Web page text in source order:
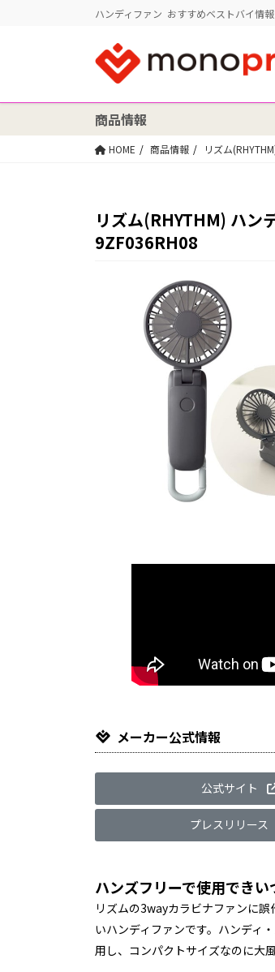
ハンディファン おすすめベストバイ情報
商品情報
HOME 商品情報 リズム
リズム(RHYTHM) ハン
9ZF036RH08
メーカー公式情報
公式サイト
プレスリリース
ハンズフリーで使用できい
リズムの3wayカラビナファンに
いハンディファンです。ハンディ
用し、コンパクトサイズなのに大